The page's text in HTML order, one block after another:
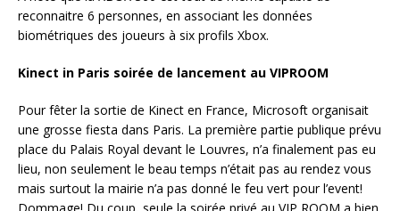
reconnaitre 6 personnes, en associant les données
biométriques des joueurs à six profils Xbox.
Kinect in Paris soirée de lancement au VIPROOM
Pour fêter la sortie de Kinect en France, Microsoft organisait
une grosse fiesta dans Paris. La première partie publique prévu
place du Palais Royal devant le Louvres, n’a finalement pas eu
lieu, non seulement le beau temps n’était pas au rendez vous
mais surtout la mairie n’a pas donné le feu vert pour l’event!